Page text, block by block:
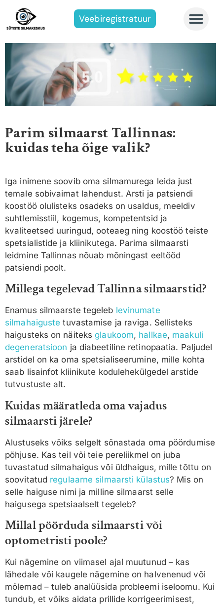
Veebiregistratuur
Parim silmaarst Tallinnas:
kuidas teha õige valik?
Iga inimene soovib oma silmamurega leida just
temale sobivaimat lahendust. Arsti ja patsiendi
koostöö olulisteks osadeks on usaldus, meeldiv
suhtlemisstiil, kogemus, kompetentsid ja
kvaliteetsed uuringud, ooteaeg ning koostöö teiste
spetsialistide ja kliinikutega. Parima silmaarsti
leidmine Tallinnas nõuab mõningast eeltööd
patsiendi poolt.
Millega tegelevad Tallinna silmaarstid?
Enamus silmaarste tegeleb levinumate
silmahaiguste tuvastamise ja raviga. Sellisteks
haigusteks on näiteksglaukoom, hallkae, maakuli
degeneratsioon ja diabeetiline retinopaatia. Paljudel
arstidel on ka oma spetsialiseerumine, mille kohta
saab lisainfot kliinikute kodulehekülgedel arstide
tutvustuste alt.
Kuidas määratleda oma vajadus
silmaarsti järele?
Alustuseks võiks selgelt sõnastada oma pöördumise
põhjuse. Kas teil või teie pereliikmel on juba
tuvastatud silmahaigus või üldhaigus, mille tõttu on
soovitatud regulaarne silmaarsti külastus? Mis on
selle haiguse nimi ja milline silmaarst selle
haigusega spetsiaalselt tegeleb?
Millal pöörduda silmaarsti või
optometristi poole?
Kui nägemine on viimasel ajal muutunud – kas
lähedale või kaugele nägemine on halvenenud või
mõlemad – tuleb analüüsida probleemi iseloomu. Kui
tundub, et võiks aidata prillide korrigeerimisest,